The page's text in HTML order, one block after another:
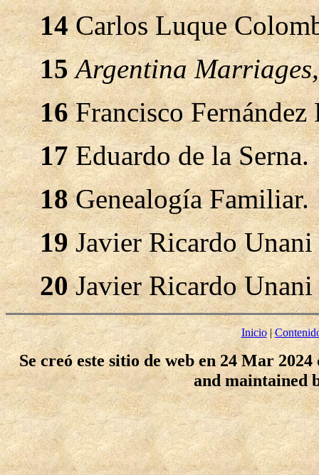
14Carlos Luque
15 Argentina
16Francisco Fernández
17Eduardo de la Serna.
18Genealogía Familiar.
19Javier Ricardo Unani
20Javier Ricardo
Inicio|
Se creó este sitio de web en 24 Mar
and maintained